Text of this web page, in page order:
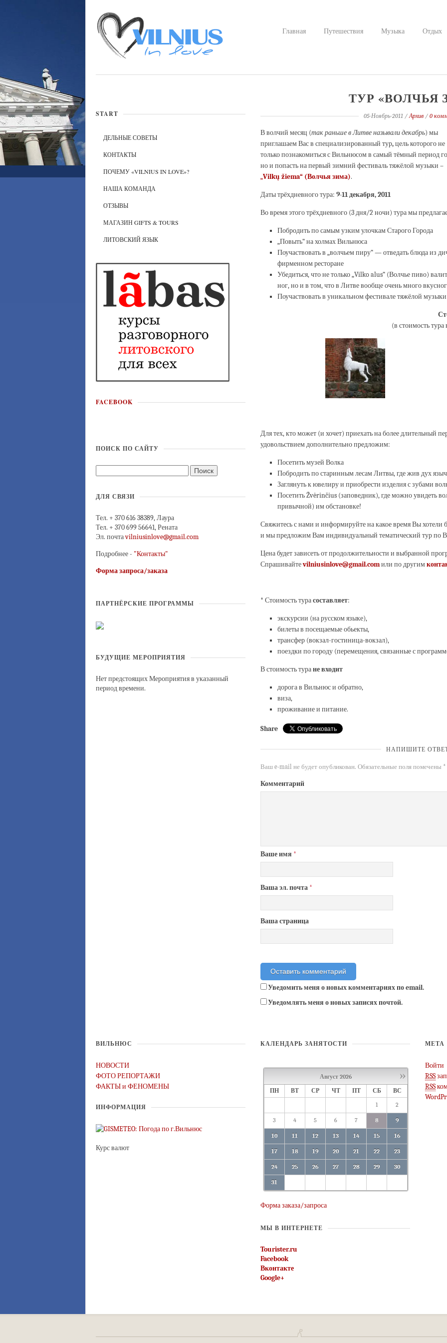
Главная Путешествия Музыка Отдых
ТУР «ВОЛЧЬЯ
05-Ноябрь-2011 /Архив/ 0
В волчий месяц (так раньше в Литве называли декабрь) мы
приглашаем Вас в специализированный тур,цель которого не
только познакомиться с Вильнюсом в самый тёмный период
но и попасть на первый зимний фестиваль тяжёлой музыки –
„Vilkų žiema“ (Волчья зима).
Даты трёхдневного тура: 9-11 декабря, 2011
Во время этого трёхдневного (3 дня/2 ночи) тура мы
Побродить по самым узким улочкам Старого Города
„Повыть“ на холмах Вильнюса
Поучаствовать в „волчьем пиру“ — отведать блюда из
фирменном ресторане
Убедиться, что не только „Vilko alus“ (Волчье пиво)
ног, но и в том, что в Литве вообще очень много
Поучаствовать в уникальном фестивале тяжёлой
(в стоимость
Для тех, кто может (и хочет) приехать на более длительный
удовольствием дополнительно предложим:
Посетить музей Волка
Побродить по старинным лесам Литвы, где жив дух
Заглянуть к ювелиру и приобрести изделия с зубами
Посетить Žvėrinčius (заповедник), где можно увидеть
привычной) им обстановке!
Свяжитесь с нами и информируйте на какое время Вы хотели
и мы предложим Вам индивидуальный тематический тур по
Цена будет зависеть от продолжительности и выбранной
Спрашивайтеvilniusinlove@gmail.comили по другим
* Стоимость турасоставляет:
экскурсии (на русском языке),
билеты в посещаемые обьекты,
трансфер (вокзал-гостиница-вокзал),
поездки по городу (перемещения, связанные с
В стоимость туране входит
дорога в Вильнюс и обратно,
виза,
проживание и питание.
Share
НАПИШИТЕ
Ваш e-mail не будет опубликован. Обязательные поля помечены *
Комментарий
Ваше имя *
Ваша эл. почта *
Ваша страница
Уведомить меня о новых комментариях по email.
Уведомлять меня о новых записях почтой.
START
ДЕЛЬНЫЕ СОВЕТЫ
КОНТАКТЫ
ПОЧЕМУ «VILNIUS IN LOVE»?
НАША КОМАНДА
ОТЗЫВЫ
МАГАЗИН GIFTS & TOURS
ЛИТОВСКИЙ ЯЗЫК
FACEBOOK
ПОИСК ПО САЙТУ
ДЛЯ СВЯЗИ
Тел. + 370 616 38389, Лаура
Тел. + 370 699 56641, Рената
Эл. почтаvilniusinlove@gmail.com
Подробнее - "Контакты"
Форма запроса/заказа
ПАРТНЁРСКИЕ ПРОГРАММЫ
БУДУЩИЕ МЕРОПРИЯТИЯ
Нет предстоящих Мероприятия в указанный
период времени.
ВИЛЬНЮС
НОВОСТИ
ФОТО РЕПОРТАЖИ
ФАКТЫ и ФЕНОМЕНЫ
ИНФОРМАЦИЯ
Курс валют
КАЛЕНДАРЬ ЗАНЯТОСТИ
»
Август 2026
ПН
ВТ СР ЧТ ПТ СБ
ВС
1
2
3 4 5 6 7 8 9
10 11 12 13 14 15 16
17 18 19 20 21 22 23
24 25 26 27 28 29 30
31
Форма заказа/запроса
МЫ В ИНТЕРНЕТЕ
Tourister.ru
Facebook
Вконтакте
Google+
МЕТА
Войти
RSS
RSS